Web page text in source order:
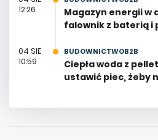
12:26
Magazyn energii w
falownik z baterią i
04 SIE
10:59
BUDOWNICTWOB2B
Ciepła woda z
ustawić piec, żeby